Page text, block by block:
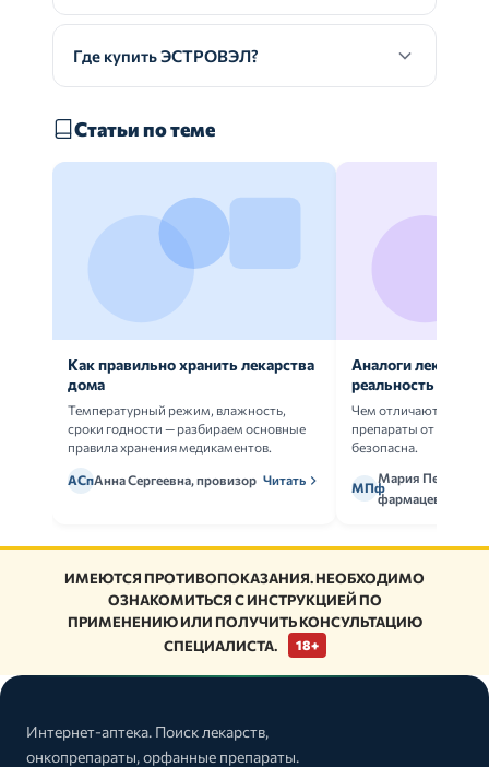
Где купить ЭСТРОВЭЛ?
Статьи по теме
Как правильно хранить лекарства
дома
Температурный режим, влажность,
сроки годности — разбираем основные
правила хранения медикаментов.
АСпАнна Сергеевна, провизор Читать
Аналоги
реальность
Чем отличаются
препараты от
безопасна.
МПф
Мария Петрова,
фармацевт
ИМЕЮТСЯ ПРОТИВОПОКАЗАНИЯ. НЕОБХОДИМО
ОЗНАКОМИТЬСЯ С ИНСТРУКЦИЕЙ ПО
ПРИМЕНЕНИЮ ИЛИ ПОЛУЧИТЬ КОНСУЛЬТАЦИЮ
СПЕЦИАЛИСТА.
18+
Интернет-аптека. Поиск лекарств,
онкопрепараты, орфанные препараты.